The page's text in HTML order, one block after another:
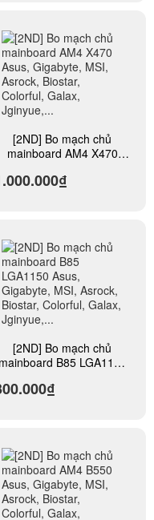
[2ND] Bo mạch chủ
mainboard AM4 X470
Asrock, Biostar, Colorful,
[2ND] Bo mạch chủ
mainboard B85 LGA1150
Asrock, Biostar, Colorful,